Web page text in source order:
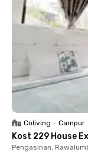
Coliving • Campur
Kost 229 House
Pengasinan,